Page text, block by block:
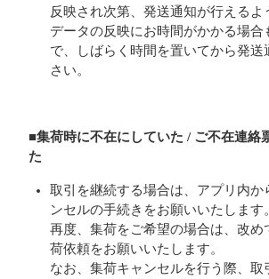
反映され次第、発送通知が行えるよ
データの反映にお時間がかかる場合
で、しばらく時間を置いてから発送
さい。
■集荷時に不在にしていた / ご不在連絡
た
取引を継続する場合は、アプリ内か
ンセルの手続きをお願いいたします。
再度、集荷をご希望の場合は、改め
荷依頼をお願いいたします。
なお、集荷キャンセルを行う際、取